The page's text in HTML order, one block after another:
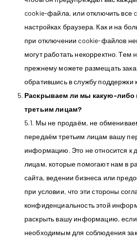
cookie-файла, или отключить все
настройках браузера. Как и на
при отключении cookie-файлов
могут работать некорректно. Тем
прежнему можете размещать
обратившись в службу поддержки
Раскрываем ли мы какую-
третьим лицам?
5.1. Мы не продаём, не
передаём третьим лицам вашу
информацию. Это не относится к
лицам, которые помогают нам в
сайта, ведении бизнеса или
при условии, что эти стороны
конфиденциальность этой
раскрыть вашу информацию, если
необходимым для соблюдения